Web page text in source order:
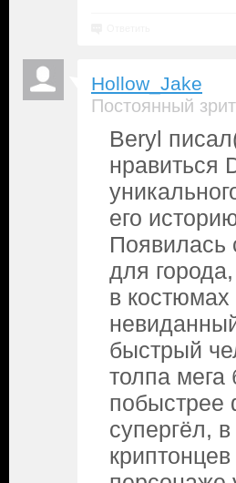
Hollow_Jake
Постоянный
Beryl
нравиться
его
Появилась
для
в
быстрый
толпа
побыстрее
супергёл,